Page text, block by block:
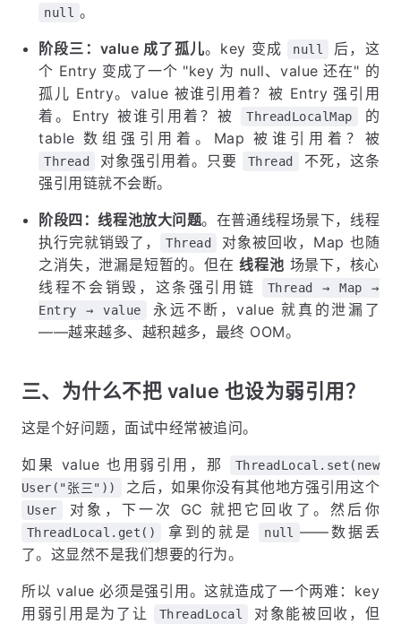
null 。
阶段三：value 成了孤儿。key 变成 null
后，这
个 Entry 变成了一个 "key 为 null、value 还在" 的
孤儿 Entry。value 被谁引用着？被 Entry 强引用
着。Entry 被谁引用着？被
ThreadLocalMap
的
table 数组强引用着。Map 被谁引用着？被
Thread 对象强引用着。只要 Thread
不死，这条
强引用链就不会断。
阶段四：线程池放大问题。在普通线程场景下，线程
执行完就销毁了，
Thread
对象被回收，Map 也随
之消失，泄漏是短暂的。但在线程池 场景下，核心
线程不会销毁，这条强引用链
Thread → Map →
Entry → value
永远不断，value 就真的泄漏了
——越来越多、越积越多，最终 OOM。
三、为什么不把 value 也设为弱引用？
这是个好问题，面试中经常被追问。
如果 value 也用弱引用，那
ThreadLocal.set(new
User("张三"))
之后，如果你没有其他地方强引用这个
User 对象，下一次 GC 就把它回收了。然后你
ThreadLocal.get() 拿到的就是 null
——数据丢
了。这显然不是我们想要的行为。
所以 value 必须是强引用。这就造成了一个两难：key
用弱引用是为了让
ThreadLocal
对象能被回收，但